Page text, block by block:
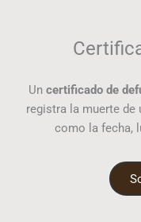
Un certificado de
registra la muerte
como la fecha,